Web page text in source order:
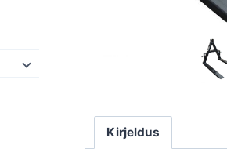
Kirjeldus